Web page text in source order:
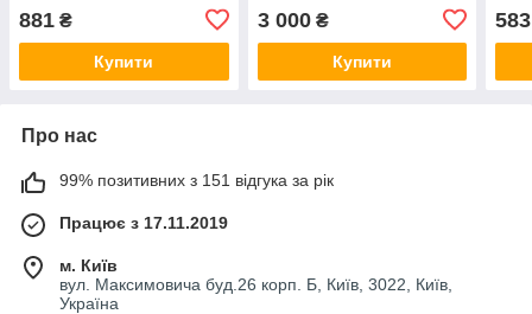
881 ₴
Купити
3 000₴
Купити
583
Про нас
99% позитивних з 151 відгука за рік
Працює з 17.11.2019
м. Київ
вул. Максимовича буд.26 корп. Б, Київ, 3022, Київ,
Україна